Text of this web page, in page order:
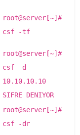
root@server[~]#
csf -tf
root@server[~]#
csf -d
10.10.10.10
SIFRE DENIYOR
root@server[~]#
csf -dr